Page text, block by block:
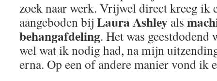
zoek naar werk. Vrijwel direct kreeg ik
aangeboden bij Laura Ashley als
behangafdeling. Het was
wel wat ik nodig had, na mijn
erna. Op een of andere manier vond ik